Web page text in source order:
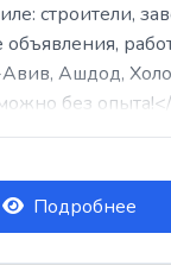
строители,
Авив, Ашдод,
без
Подробнее